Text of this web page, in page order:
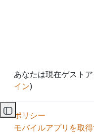
コースインデックスを開
あなたは現在ゲスト
イン)
ポリシー
モバイルアプリを取